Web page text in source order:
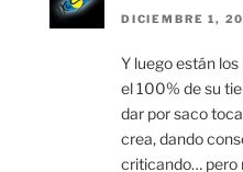
DICIEMBRE 1,
Y luego están
el 100% de su
dar por saco
crea, dando
criticando… pero